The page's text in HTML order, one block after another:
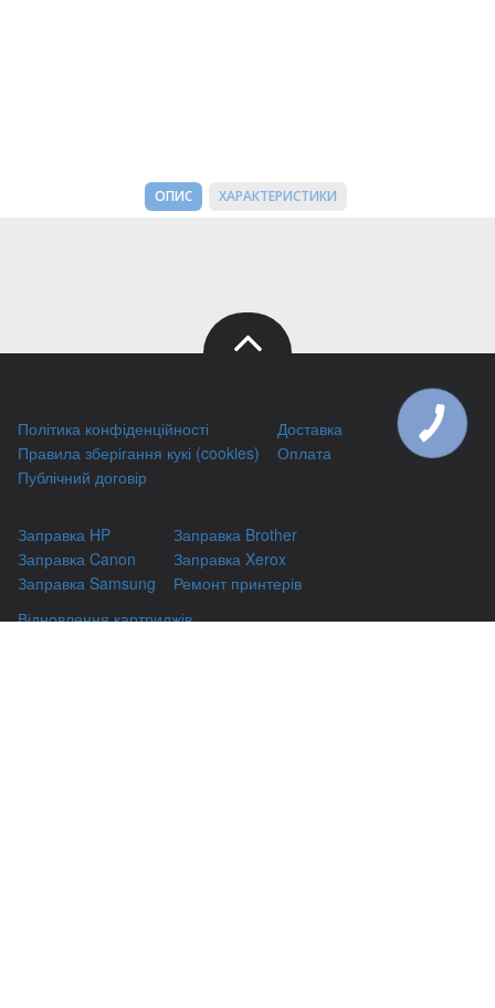
ОПИС ХАРАКТЕРИСТИКИ
Політика конфіденційності
Правила зберігання кукі (cookies)
Публічний договір
Доставка
Оплата
Заправка HP
Заправка Canon
Заправка Samsung
Заправка Brother
Заправка Xerox
Ремонт принтерів
Відновлення картриджів
КНОПКА
ЗВ'ЯЗКУ